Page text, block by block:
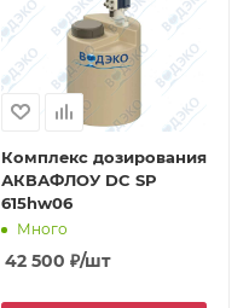
Комплекс дозирования
АКВАФЛОУ DC SP
615hw06
Много
42 500 ₽/шт